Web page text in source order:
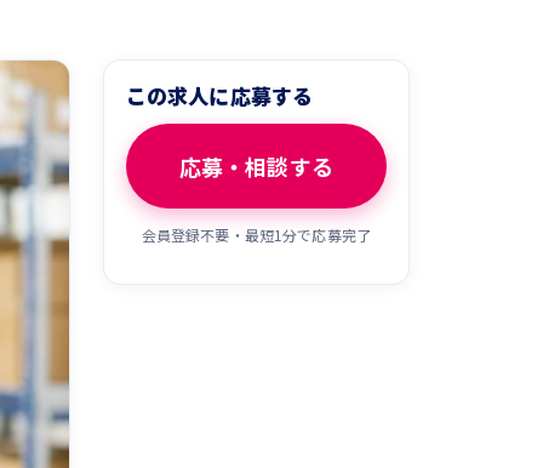
この求人に応募する
応募・相談する
会員登録不要・最短1分で応募完了